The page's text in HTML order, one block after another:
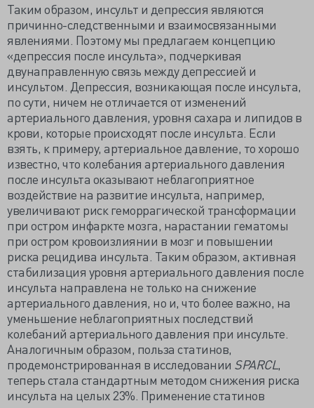
Таким образом, инсульт и депрессия являются
причинно-следственными и взаимосвязанными
явлениями. Поэтому мы предлагаем концепцию
«депрессия после инсульта», подчеркивая
двунаправленную связь между депрессией и
инсультом. Депрессия, возникающая после инсульта,
по сути, ничем не отличается от изменений
артериального давления, уровня сахара и липидов в
крови, которые происходят после инсульта. Если
взять, к примеру, артериальное давление, то хорошо
известно, что колебания артериального давления
после инсульта оказывают неблагоприятное
воздействие на развитие инсульта, например,
увеличивают риск геморрагической трансформации
при остром инфаркте мозга, нарастании гематомы
при остром кровоизлиянии в мозг и повышении
риска рецидива инсульта. Таким образом, активная
стабилизация уровня артериального давления после
инсульта направлена не только на снижение
артериального давления, но и, что более важно, на
уменьшение неблагоприятных последствий
колебаний артериального давления при инсульте.
Аналогичным образом, польза статинов,
продемонстрированная в исследовании SPARCL,
теперь стала стандартным методом снижения риска
инсульта на целых 23%. Применение статинов